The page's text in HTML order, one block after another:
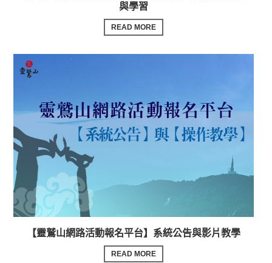
與學習
READ MORE
【靈鷲山網路活動報名平台】系統公告與影片教學
READ MORE